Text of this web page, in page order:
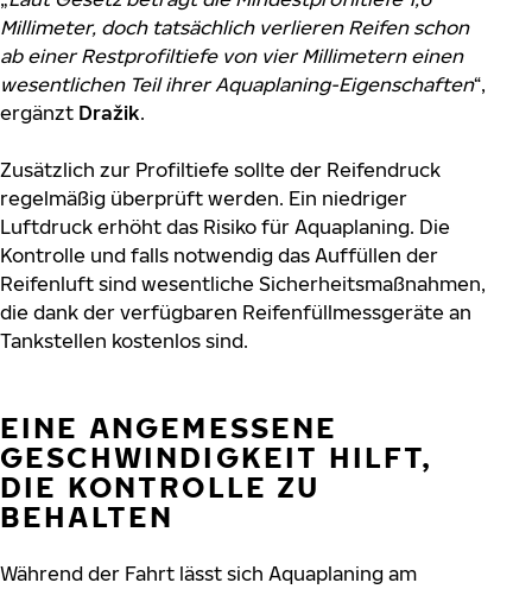
Millimeter, doch tatsächlich verlieren Reifen schon
ab einer Restprofiltiefe von vier Millimetern einen
wesentlichen Teil ihrer Aquaplaning-Eigenschaften“,
ergänzt Dražik.
Zusätzlich zur Profiltiefe sollte der Reifendruck
regelmäßig überprüft werden. Ein niedriger
Luftdruck erhöht das Risiko für Aquaplaning. Die
Kontrolle und falls notwendig das Auffüllen der
Reifenluft sind wesentliche Sicherheitsmaßnahmen,
die dank der verfügbaren Reifenfüllmessgeräte an
Tankstellen kostenlos sind.
EINE ANGEMESSENE
GESCHWINDIGKEIT HILFT,
DIE KONTROLLE ZU
BEHALTEN
Während der Fahrt lässt sich Aquaplaning am